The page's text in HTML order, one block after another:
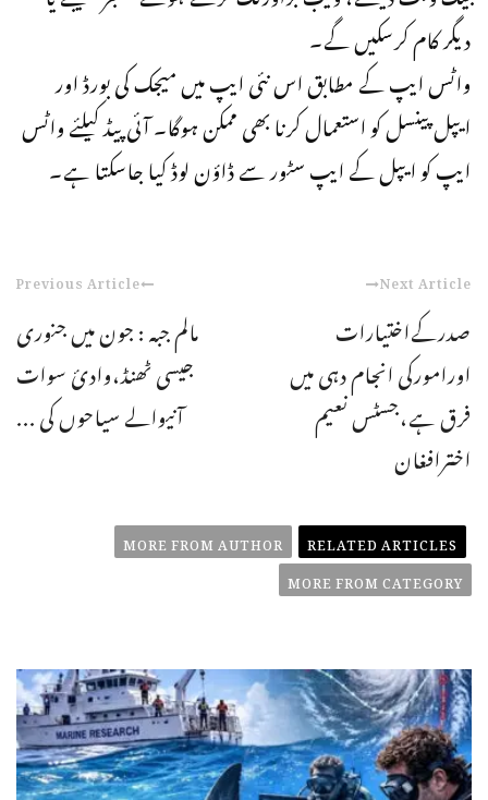
دیگر کام کرسکیں گے۔
واٹس ایپ کے مطابق اس نئی ایپ میں میجک کی بورڈ اور
ایپل پینسل کو استعمال کرنا بھی ممکن ہوگا۔ آئی پیڈ کیلئے واٹس
ایپ کو ایپل کے ایپ سٹور سے ڈاؤن لوڈ کیا جاسکتا ہے۔
Previous Article
مالم جبہ : جون میں جنوری
جیسی ٹھنڈ،وادیٔ سوات
آنیوالے سیاحوں کی ...
Next Article
صدرکےاختیارات
اورامورکی انجام دہی میں
فرق ہے،جسٹس نعیم
اخترافغان
RELATED ARTICLES
MORE FROM AUTHOR
MORE FROM CATEGORY